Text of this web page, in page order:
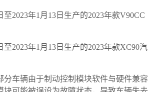
至2023年1月13日生产的2023年款V90CC
至2023年1月13日生产的2023年款XC90汽
分车辆由于制动控制模块软件与硬件兼容